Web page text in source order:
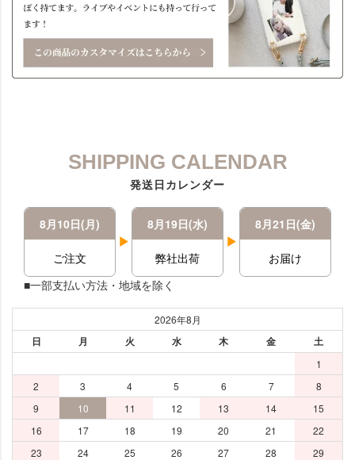
SHIPPING CALENDAR
発送日カレンダー